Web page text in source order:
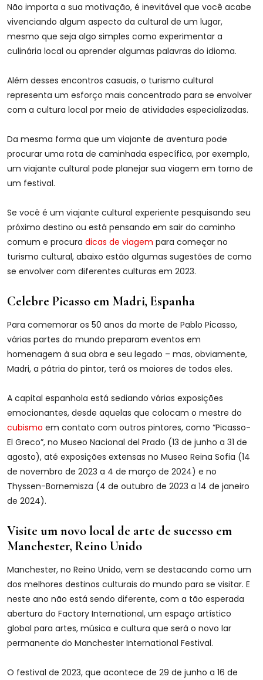
Não importa a sua motivação, é inevitável que você acabe
vivenciando algum aspecto da cultural de um lugar,
mesmo que seja algo simples como experimentar a
culinária local ou aprender algumas palavras do idioma.
Além desses encontros casuais, o turismo cultural
representa um esforço mais concentrado para se envolver
com a cultura local por meio de atividades especializadas.
Da mesma forma que um viajante de aventura pode
procurar uma rota de caminhada específica, por exemplo,
um viajante cultural pode planejar sua viagem em torno de
um festival.
Se você é um viajante cultural experiente pesquisando seu
próximo destino ou está pensando em sair do caminho
comum e procura dicas de viagem para começar no
turismo cultural, abaixo estão algumas sugestões ​​de como
se envolver com diferentes culturas em 2023.
Celebre Picasso em Madri, Espanha
Para comemorar os 50 anos da morte de Pablo Picasso,
várias partes do mundo preparam eventos em
homenagem à sua obra e seu legado – mas, obviamente,
Madri, a pátria do pintor, terá os maiores de todos eles.
A capital espanhola está sediando várias exposições
emocionantes, desde aquelas que colocam o mestre do
cubismo em contato com outros pintores, como “Picasso-
El Greco”, no Museo Nacional del Prado (13 de junho a 31 de
agosto), até exposições extensas no Museo Reina Sofia (14
de novembro de 2023 a 4 de março de 2024) e no
Thyssen-Bornemisza (4 de outubro de 2023 a 14 de janeiro
de 2024).
Visite um novo local de arte de sucesso em
Manchester, Reino Unido
Manchester, no Reino Unido, vem se destacando como um
dos melhores destinos culturais do mundo para se visitar. E
neste ano não está sendo diferente, com a tão esperada
abertura do Factory International, um espaço artístico
global para artes, música e cultura que será o novo lar
permanente do Manchester International Festival.
O festival de 2023, que acontece de 29 de junho a 16 de